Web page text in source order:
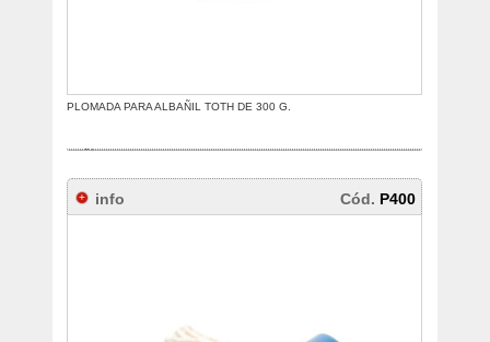
PLOMADA PARA ALBAÑIL TOTH DE 300 G.
info Cód. P400